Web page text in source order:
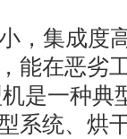
集成度
能在恶劣
一种典
系统、烘